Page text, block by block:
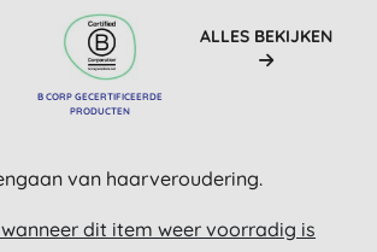
B CORP GECERTIFICEERDE
PRODUCTEN
ALLES BEKIJKEN
van haarveroudering.
dit item weer voorradig is